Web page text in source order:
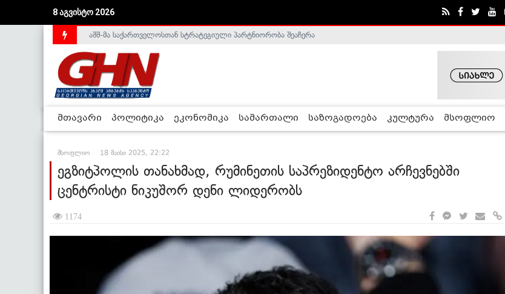
8 აგვისტო 2026
საქართველოს დე-ფაქტო მთავრობა არალეგიტიმურია - ჰელსინკის კომისია
აშშ-მა საქართველოსთან სტრატეგიული პარტნიორობა შეაჩერა
მთავარი პოლიტიკა ეკონომიკა სამართალი საზოგადოება კულტურა მსოფლიო
მსოფლიო 18 მაისი 2025, 22:22
ეგზიტპოლის თანახმად, რუმინეთის საპრეზიდენტო არჩევნებში
ცენტრისტი ნიკუშორ დენი ლიდერობს
1174